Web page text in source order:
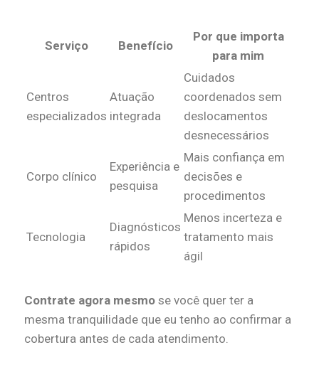
Serviço Benefício
Por que importa
para mim
Centros
especializados
Atuação
integrada
Cuidados
coordenados sem
deslocamentos
desnecessários
Corpo clínico
Experiência e
pesquisa
Mais confiança em
decisões e
procedimentos
Tecnologia
Diagnósticos
rápidos
Menos incerteza e
tratamento mais
ágil
Contrate agora mesmo se você quer ter a
mesma tranquilidade que eu tenho ao confirmar a
cobertura antes de cada atendimento.